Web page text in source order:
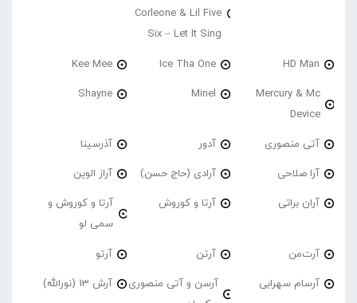
Corleone & Lil Five
Six – Let It Sing
HD Man
Ice Tha One
Kee Mee
Mercury & Mc
Device
Minel
Shayne
آتی منصوری آدور آذرسینا
آرا صلاحی آرادی (حاج حسن) آراز الوین
آران براتی آرتا و کوروش
آرتا و کوروش و
سمی لو
آرت‌من آرتن آرتو
آرسام سهرابی
آرسن و آتی منصوری
آرش 13 (نورالله)